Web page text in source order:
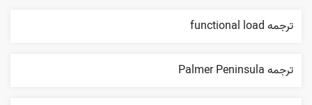
ترجمه functional load
ترجمه Palmer Peninsula